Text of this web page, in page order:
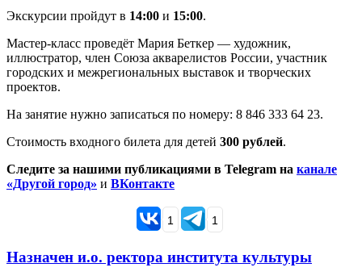
Экскурсии пройдут в 14:00 и 15:00.
Мастер-класс проведёт Мария Беткер — художник,
иллюстратор, член Союза акварелистов России, участник
городских и межрегиональных выставок и творческих
проектов.
На занятие нужно записаться по номеру: 8 846 333 64 23.
Стоимость входного билета для детей 300 рублей.
Следите за нашими публикациями в Telegram на канале
«Другой город» и ВКонтакте
1 1
Назначен и.о. ректора института культуры